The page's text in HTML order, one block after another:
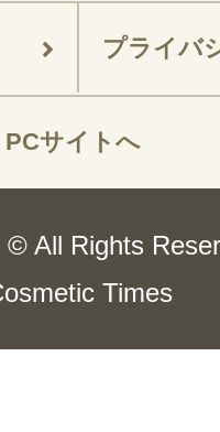
プライバ
PCサイトへ
© All Rights
Times